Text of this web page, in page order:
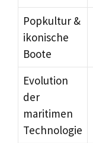
Popkultur &
ikonische
Boote
Evolution
der
maritimen
Technologie